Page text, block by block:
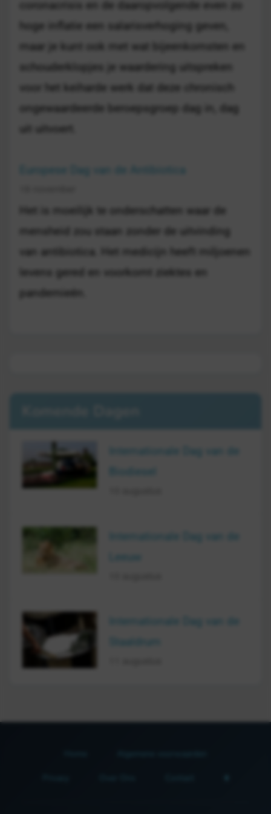
coronacrisis en de daaropvolgende even zo
hoge inflatie een salarisverhoging geven,
maar je kunt ook met wat bijeenkomsten en
schouderklopjes je waardering uitspreken
voor het keiharde werk dat deze chronisch
ongewaardeerde beroepsgroep dag in, dag
uit uitvoert.
Europese Dag van de Antibiotica
Het is moeilijk te onderschatten waar de
mensheid zou staan zonder de uitvinding
van antibiotica. Het medicijn heeft miljoenen
levens gered en voorkomt ziektes en
pandemieën.
Internationale Dag van de
Internationale Dag van de
Internationale Dag van de